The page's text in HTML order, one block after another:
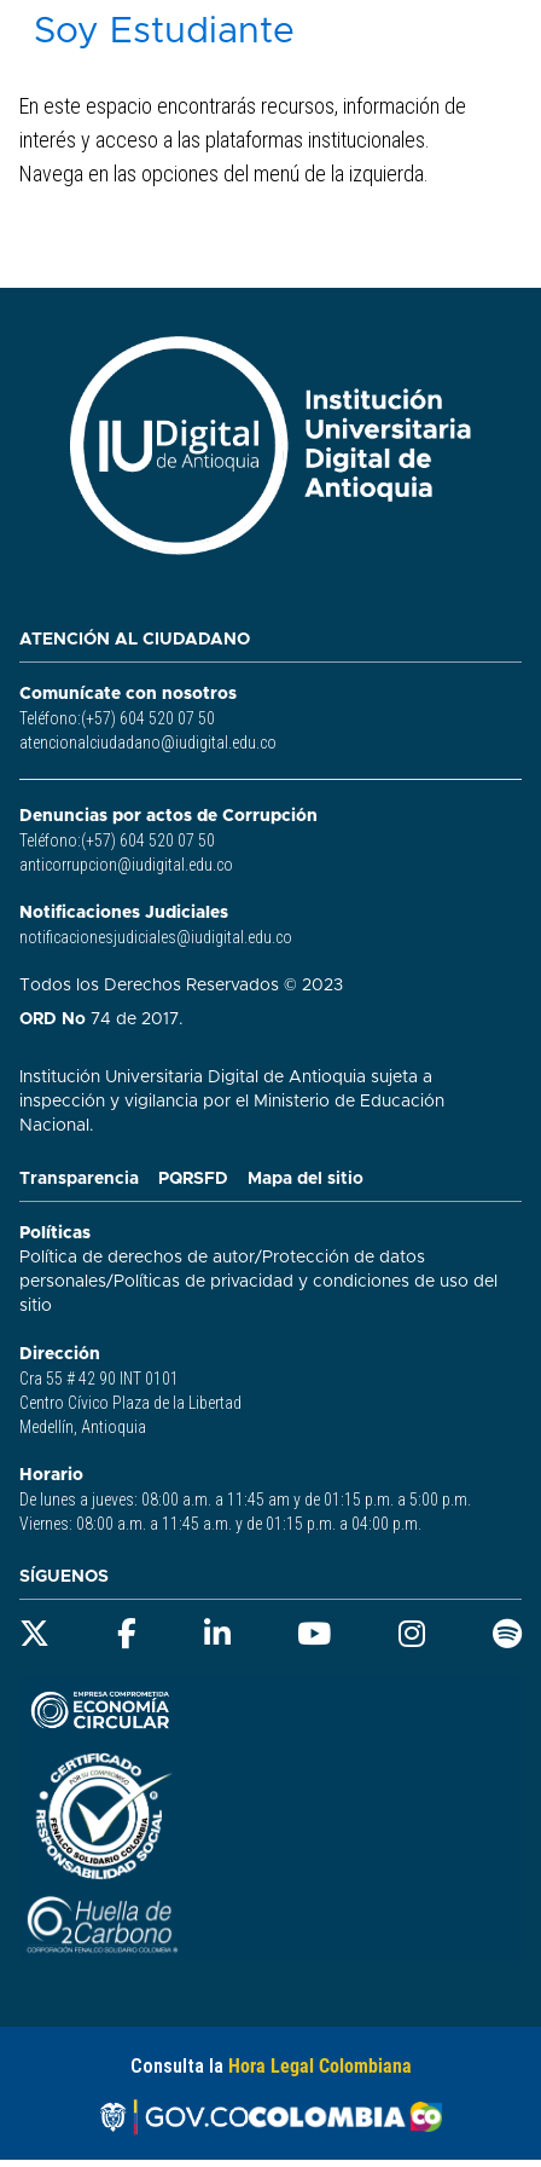
Reglamento estudiantil
Programación académica
Biblioteca IUD
Soy Estudiante
En este espacio encontrarás recursos, información de
interés y acceso a las plataformas institucionales.
Navega en las opciones del menú de la izquierda.
Transparencia PQRSFD Mapa del sitio
Políticas
Política de derechos de autor/Protección de datos
personales/Políticas de privacidad y condiciones de uso del
sitio​
Dirección
Cra 55 # 42 90 INT 0101
Centro Cívico Plaza de la Libertad
Medellín, Antioquia
Horario
De lunes a jueves: 08:00 a.m. a 11:45 am y de 01:15 p.m. a 5:00 p.m.
Viernes: 08:00 a.m. a 11:45 a.m. y de 01:15 p.m. a 04:00 p.m.
ATENCIÓN AL CIUDADANO
Comunícate con nosotros
Teléfono:(+57) 604 520 07 50
atencionalciudadano@iudigital.edu.co
Denuncias por actos de Corrupción
Teléfono:(+57) 604 520 07 50
anticorrupcion@iudigital.edu.co
Notificaciones Judiciales
notificacionesjudiciales@iudigital.edu.co
Todos los Derechos Reservados © 2023
ORD No 74 de 2017.
Institución Universitaria Digital de Antioquia sujeta a
inspección y vigilancia por el Ministerio de Educación
Nacional.
SÍGUENOS
Consulta la Hora Legal Colombiana